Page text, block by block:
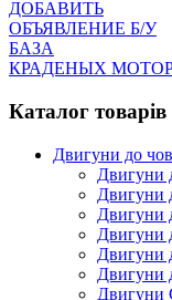
ДОБАВИТЬ
ОБЪЯВЛЕНИЕ Б/У
БАЗА
КРАДЕНЫХ
Каталог товарів
Двигуни до
Двигуни
Двигуни
Двигуни
Двигуни
Двигуни
Двигуни